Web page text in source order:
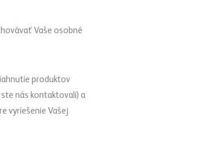
Vaše osobné
produktov
nás kontaktovali) a
vyriešenie Vašej